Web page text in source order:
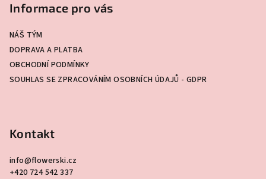
Informace pro vás
NÁŠ TÝM
DOPRAVA A PLATBA
OBCHODNÍ PODMÍNKY
SOUHLAS SE ZPRACOVÁNÍM OSOBNÍCH ÚDAJŮ - GDPR
Kontakt
info@flowerski.cz
+420 724 542 337